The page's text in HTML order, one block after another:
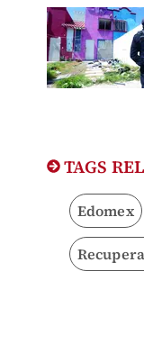
TAGS
Edomex